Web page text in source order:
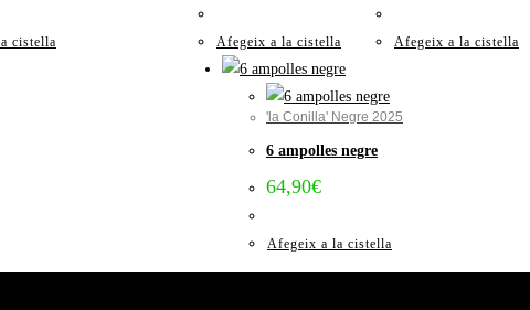
cistella Afegeix a la cistella Afegeix a la cistella
'la Conilla' Negre 2025
6 ampolles negre
64,90€
Afegeix a la cistella